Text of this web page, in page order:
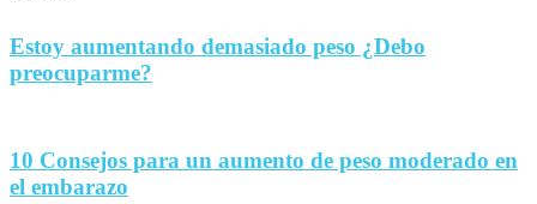
Estoy aumentando demasiado peso ¿Debo
preocuparme?
10 Consejos para un aumento de peso moderado en
el embarazo